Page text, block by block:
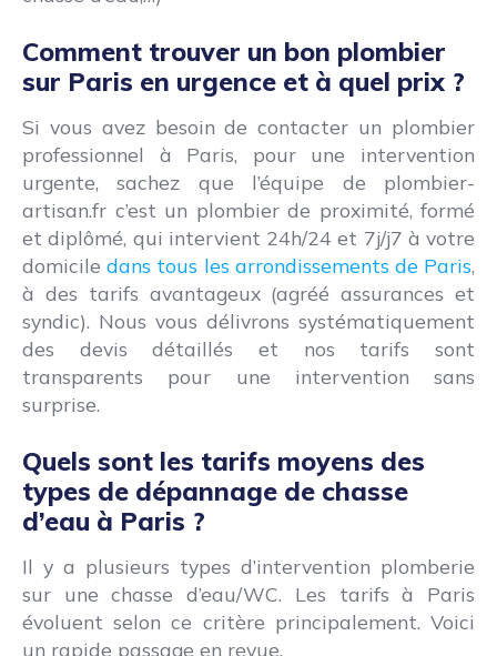
Comment trouver un bon plombier
sur Paris en urgence et à quel prix ?
Si vous avez besoin de contacter un plombier
professionnel à Paris, pour une intervention
urgente, sachez que l’équipe de plombier-
artisan.fr c’est un plombier de proximité, formé
et diplômé, qui intervient 24h/24 et 7j/j7 à votre
domiciledans tous les arrondissements de Paris,
à des tarifs avantageux (agréé assurances et
syndic). Nous vous délivrons systématiquement
des devis détaillés et nos tarifs sont
transparents pour une intervention sans
surprise.
Quels sont les tarifs moyens des
types de dépannage de chasse
d’eau à Paris ?
Il y a plusieurs types d’intervention plomberie
sur une chasse d’eau/WC. Les tarifs à Paris
évoluent selon ce critère principalement. Voici
un rapide passage en revue.